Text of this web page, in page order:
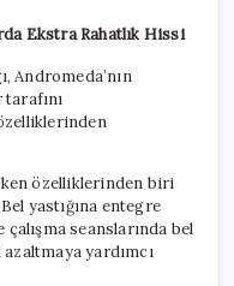
Ekstra Rahatlık Hissi
Andromeda’nın
özelliklerinden biri
yastığına entegre
seanslarında bel
yardımcı